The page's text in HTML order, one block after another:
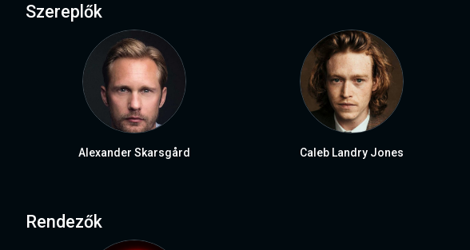
Szereplők
Alexander Skarsgård Caleb Landry Jones
Rendezők